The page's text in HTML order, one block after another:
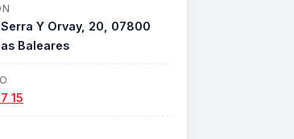
Y Orvay, 20, 07800
Baleares
15